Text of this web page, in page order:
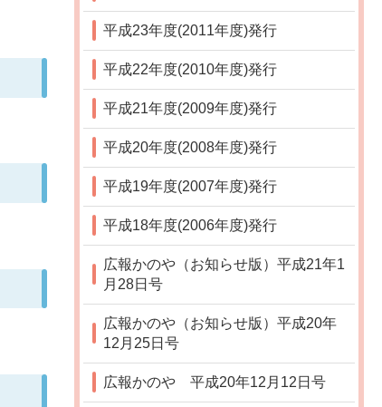
平成23年度(2011年度)発行
平成22年度(2010年度)発行
平成21年度(2009年度)発行
平成20年度(2008年度)発行
平成19年度(2007年度)発行
平成18年度(2006年度)発行
広報かのや（お知らせ版）平成21年1
月28日号
広報かのや（お知らせ版）平成20年
12月25日号
広報かのや 平成20年12月12日号